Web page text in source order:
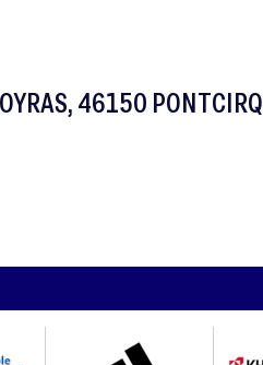
46150 PONTCIRQ